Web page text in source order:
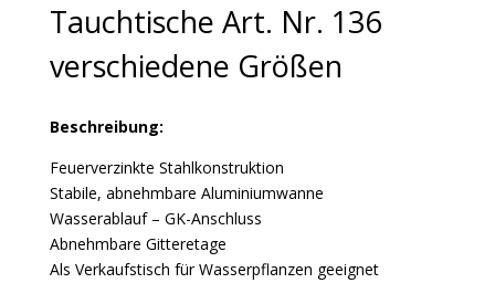
Tauchtische Art. Nr. 136
verschiedene Größen
Beschreibung:
Feuerverzinkte Stahlkonstruktion
Stabile, abnehmbare Aluminiumwanne
Wasserablauf – GK-Anschluss
Abnehmbare Gitteretage
Als Verkaufstisch für Wasserpflanzen geeignet